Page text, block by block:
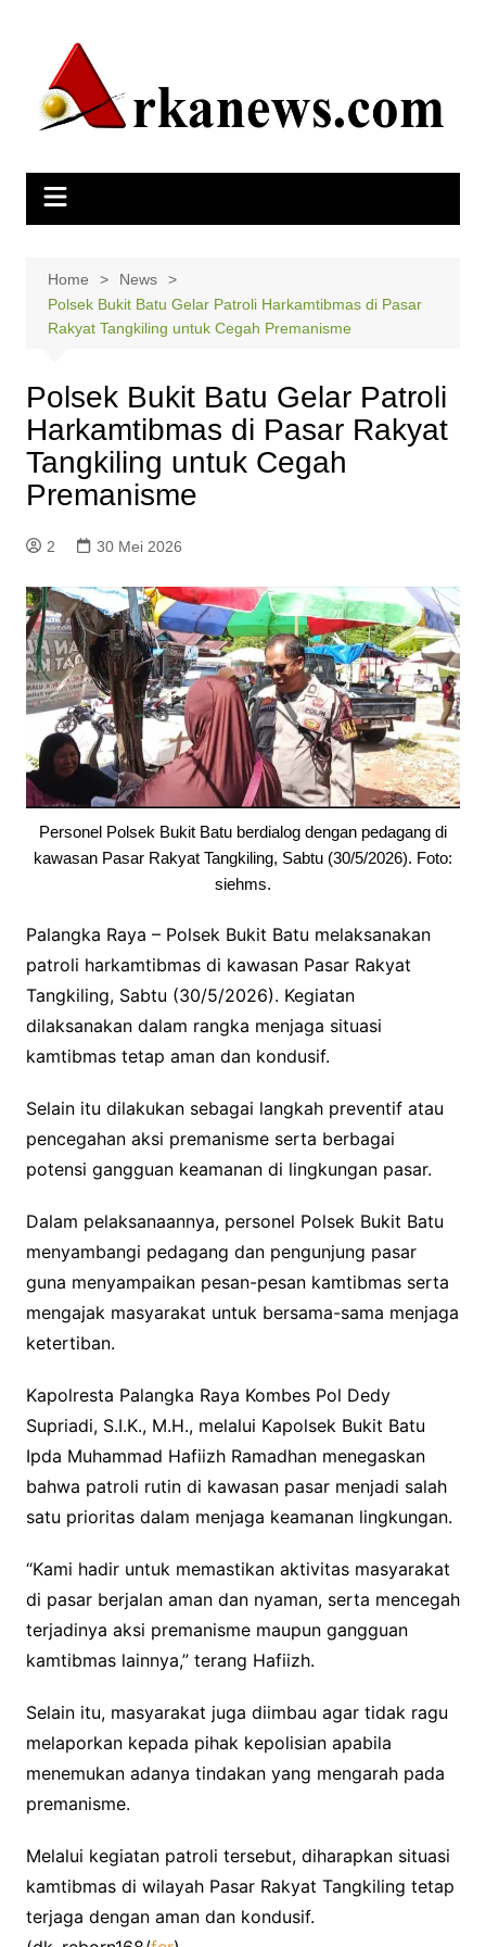
Home
News
Polsek Bukit Batu Gelar Patroli Harkamtibmas di Pasar
Rakyat Tangkiling untuk Cegah Premanisme
Polsek Bukit Batu Gelar Patroli
Harkamtibmas di Pasar Rakyat
Tangkiling untuk Cegah
Premanisme
2 30 Mei 2026
Personel Polsek Bukit Batu berdialog dengan pedagang di
kawasan Pasar Rakyat Tangkiling, Sabtu (30/5/2026). Foto:
siehms.
Palangka Raya – Polsek Bukit Batu melaksanakan
patroli harkamtibmas di kawasan Pasar Rakyat
Tangkiling, Sabtu (30/5/2026). Kegiatan
dilaksanakan dalam rangka menjaga situasi
kamtibmas tetap aman dan kondusif.
Selain itu dilakukan sebagai langkah preventif atau
pencegahan aksi premanisme serta berbagai
potensi gangguan keamanan di lingkungan pasar.
Dalam pelaksanaannya, personel Polsek Bukit Batu
menyambangi pedagang dan pengunjung pasar
guna menyampaikan pesan-pesan kamtibmas serta
mengajak masyarakat untuk bersama-sama menjaga
ketertiban.
Kapolresta Palangka Raya Kombes Pol Dedy
Supriadi, S.I.K., M.H., melalui Kapolsek Bukit Batu
Ipda Muhammad Hafiizh Ramadhan menegaskan
bahwa patroli rutin di kawasan pasar menjadi salah
satu prioritas dalam menjaga keamanan lingkungan.
“Kami hadir untuk memastikan aktivitas masyarakat
di pasar berjalan aman dan nyaman, serta mencegah
terjadinya aksi premanisme maupun gangguan
kamtibmas lainnya,” terang Hafiizh.
Selain itu, masyarakat juga diimbau agar tidak ragu
melaporkan kepada pihak kepolisian apabila
menemukan adanya tindakan yang mengarah pada
premanisme.
Melalui kegiatan patroli tersebut, diharapkan situasi
kamtibmas di wilayah Pasar Rakyat Tangkiling tetap
terjaga dengan aman dan kondusif.